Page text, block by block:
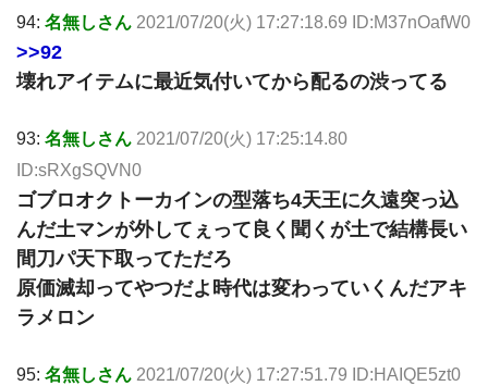
94: 名無しさん 2021/07/20(火) 17:27:18.69 ID:M37nOafW0
>>92
壊れアイテムに最近気付いてから配るの渋ってる
93: 名無しさん 2021/07/20(火) 17:25:14.80
ID:sRXgSQVN0
ゴブロオクトーカインの型落ち4天王に久遠突っ込
んだ土マンが外してぇって良く聞くが土で結構長い
間刀パ天下取ってただろ
原価滅却ってやつだよ時代は変わっていくんだアキ
ラメロン
95: 名無しさん 2021/07/20(火) 17:27:51.79 ID:HAIQE5zt0